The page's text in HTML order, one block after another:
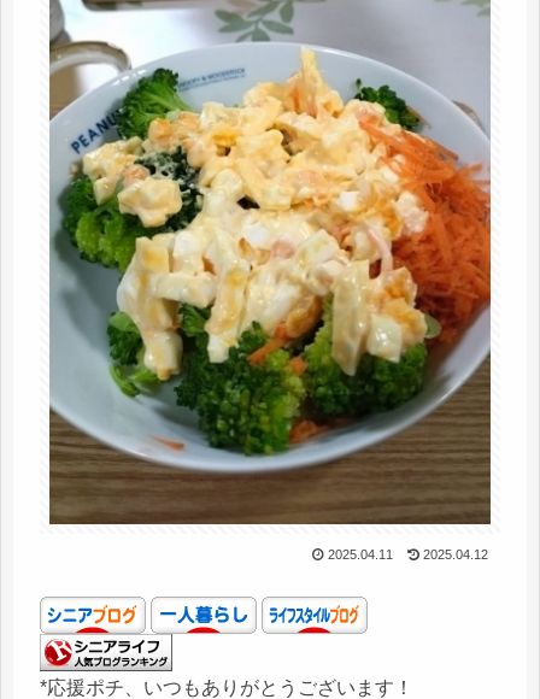
2025.04.11 2025.04.12
*応援ポチ、いつもありがとうございます！